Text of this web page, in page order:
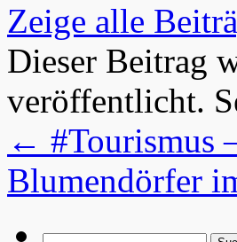
Zeige alle
Dieser Beitrag
veröffentlicht.
← #Tourismus
Blumendörfer